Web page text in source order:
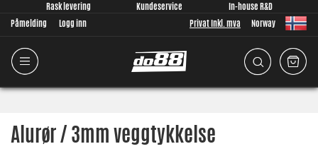
Rask levering Kundeservice
In-house R&D
Påmelding
Logg inn Privat Inkl. mva Norway
Alurør / 3mm veggtykkelse